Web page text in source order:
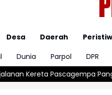
Desa Daerah
Dunia Parpol DPR
Pangandaran